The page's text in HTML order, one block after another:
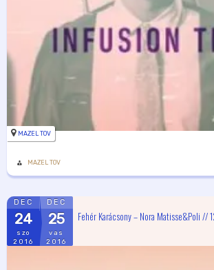
MAZEL TOV
MAZEL TOV
DEC
24
szo
2016
DEC
25
vas
2016
Fehér Karácsony – Nora Matisse&Poli //